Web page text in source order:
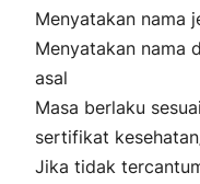
Menyatakan nama
Menyatakan nama
asal
Masa berlaku
sertifikat
Jika tidak